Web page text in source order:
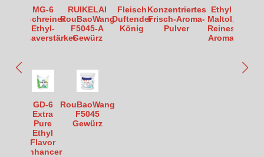
MG-6
Hochreiner
Ethyl-
Aromaverstärker
RUIKELAI
RouBaoWang
F5045-A
Gewürz
Fleisch
Duftender
König
Konzentriertes
Frisch-Aroma-
Pulver
Ethyl
Maltol,
Reines
Aroma
GD-6
Extra
Pure
Ethyl
Flavor
Enhancer
RouBaoWang
F5045
Gewürz